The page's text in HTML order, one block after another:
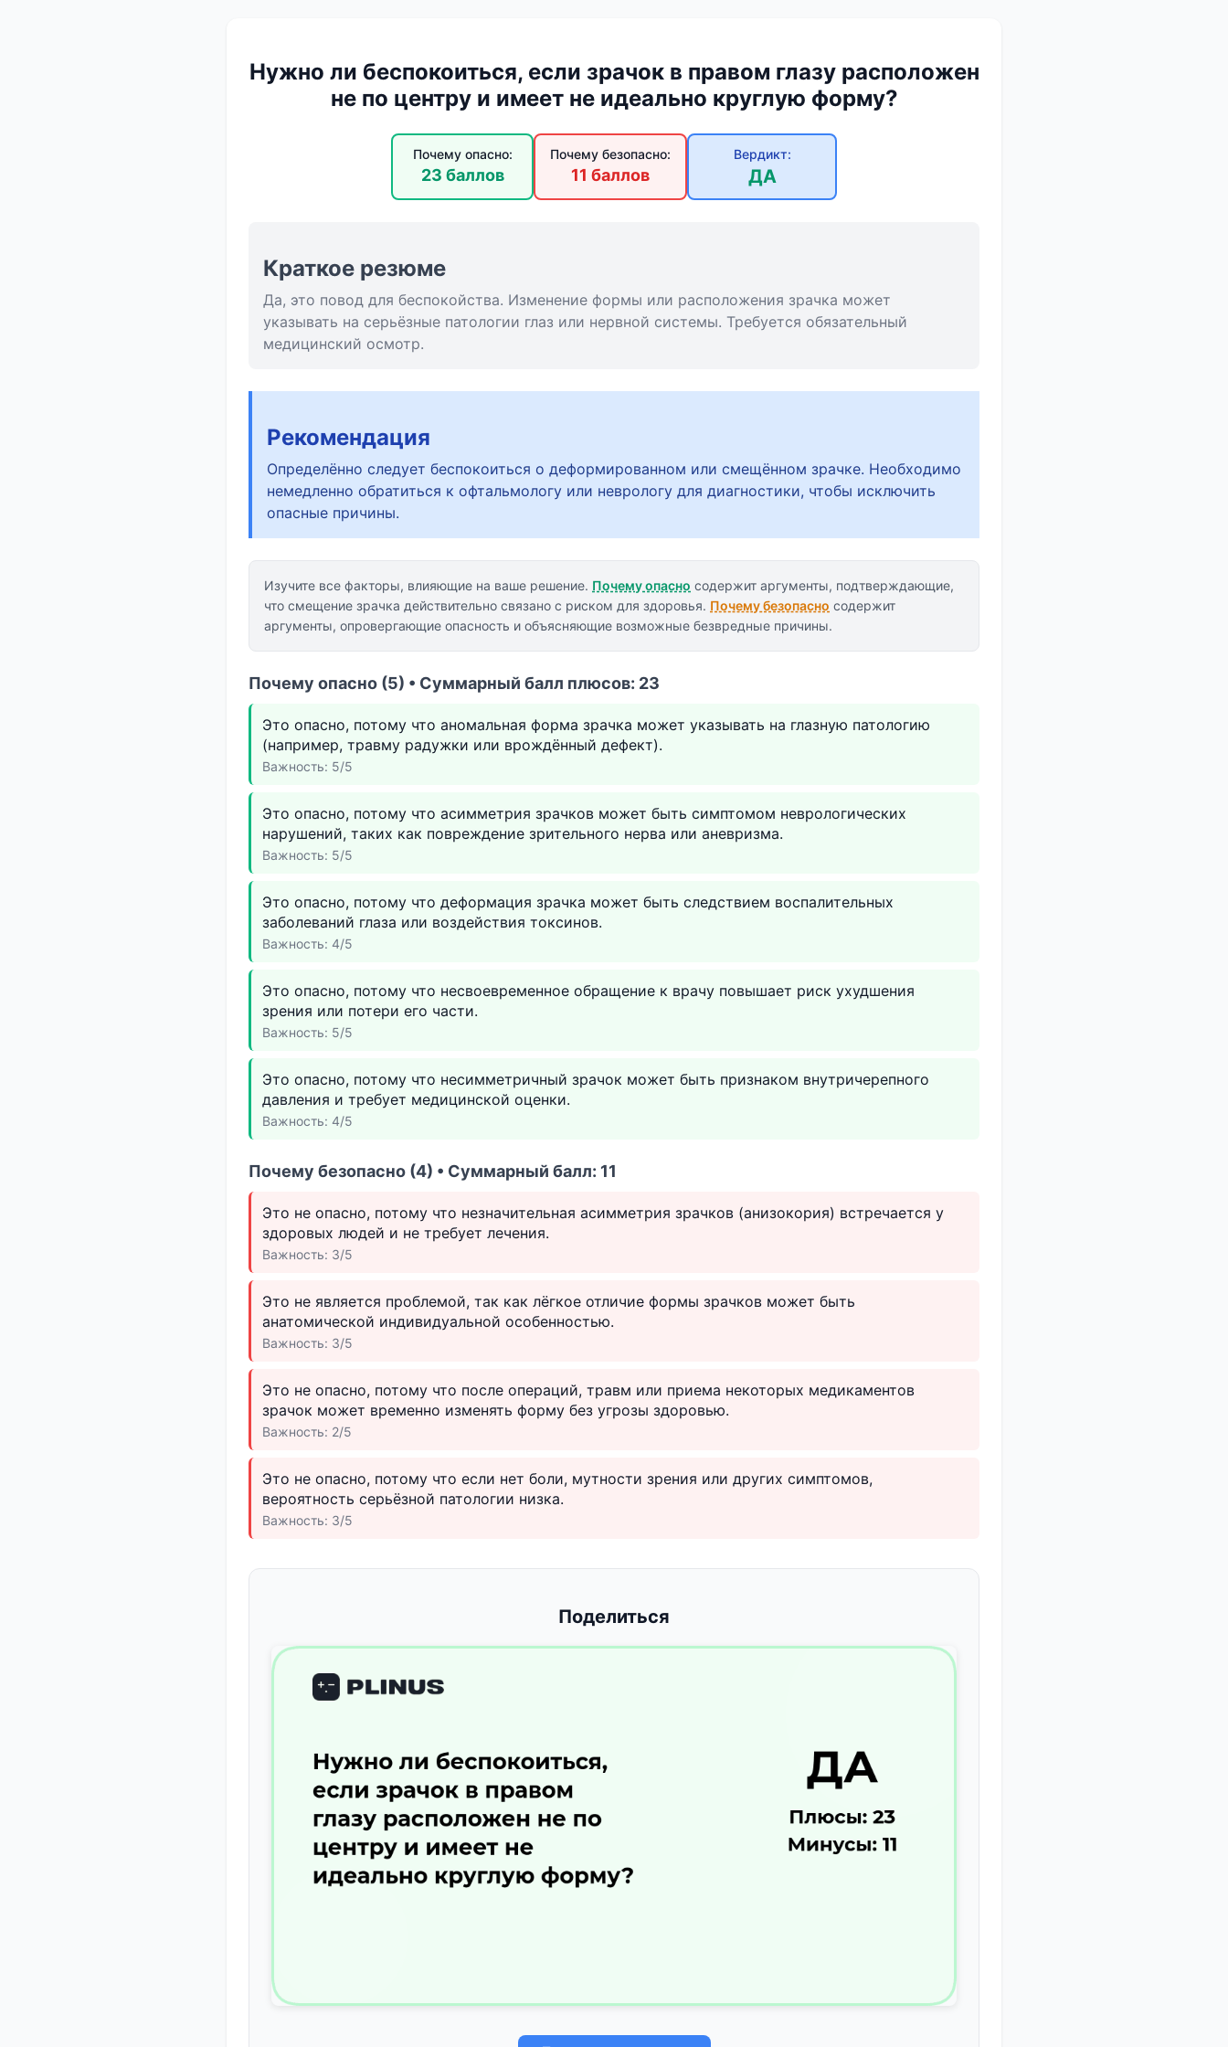
Нужно ли беспокоиться, если зрачок в правом глазу расположен
не по центру и имеет не идеально круглую форму?
Почему опасно:
23 баллов
Почему безопасно:
11 баллов
Вердикт:
ДА
Краткое резюме
Да, это повод для беспокойства. Изменение формы или расположения зрачка может
указывать на серьёзные патологии глаз или нервной системы. Требуется обязательный
медицинский осмотр.
Рекомендация
Определённо следует беспокоиться о деформированном или смещённом зрачке. Необходимо
немедленно обратиться к офтальмологу или неврологу для диагностики, чтобы исключить
опасные причины.
Изучите все факторы, влияющие на ваше решение. Почему опасно содержит аргументы, подтверждающие,
что смещение зрачка действительно связано с риском для здоровья. Почему безопасно содержит
аргументы, опровергающие опасность и объясняющие возможные безвредные причины.
Почему опасно (5) • Суммарный балл плюсов: 23
Это опасно, потому что аномальная форма зрачка может указывать на глазную патологию
(например, травму радужки или врождённый дефект).
Важность: 5/5
Это опасно, потому что асимметрия зрачков может быть симптомом неврологических
нарушений, таких как повреждение зрительного нерва или аневризма.
Важность: 5/5
Это опасно, потому что деформация зрачка может быть следствием воспалительных
заболеваний глаза или воздействия токсинов.
Важность: 4/5
Это опасно, потому что несвоевременное обращение к врачу повышает риск ухудшения
зрения или потери его части.
Важность: 5/5
Это опасно, потому что несимметричный зрачок может быть признаком внутричерепного
давления и требует медицинской оценки.
Важность: 4/5
Почему безопасно (4) • Суммарный балл: 11
Это не опасно, потому что незначительная асимметрия зрачков (анизокория) встречается у
здоровых людей и не требует лечения.
Важность: 3/5
Это не является проблемой, так как лёгкое отличие формы зрачков может быть
анатомической индивидуальной особенностью.
Важность: 3/5
Это не опасно, потому что после операций, травм или приема некоторых медикаментов
зрачок может временно изменять форму без угрозы здоровью.
Важность: 2/5
Это не опасно, потому что если нет боли, мутности зрения или других симптомов,
вероятность серьёзной патологии низка.
Важность: 3/5
Поделиться